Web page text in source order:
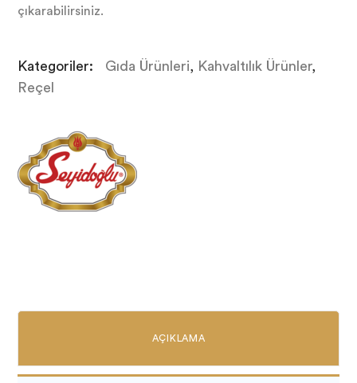
çıkarabilirsiniz.
Kategoriler: Gıda Ürünleri, Kahvaltılık Ürünler,
Reçel
AÇIKLAMA